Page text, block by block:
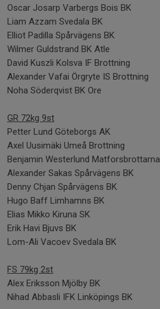
Oscar Josarp Varbergs Bois BK
Liam Azzam Svedala BK
Elliot Padilla Spårvägens BK
Wilmer Guldstrand BK Atle
David Kuszli Kolsva IF Brottning
Alexander Vafai Örgryte IS Brottning
Noha Söderqvist BK Ore
GR 72kg 9st
Petter Lund Göteborgs AK
Axel Uusimäki Umeå Brottning
Benjamin Westerlund Matforsbrottarna
Alexander Sakas Spårvägens BK
Denny Chjan Spårvägens BK
Hugo Baff Limhamns BK
Elias Mikko Kiruna SK
Erik Havi Bjuvs BK
Lom-Ali Vacoev Svedala BK
FS 79kg 2st
Alex Eriksson Mjölby BK
Nihad Abbasli IFK Linköpings BK